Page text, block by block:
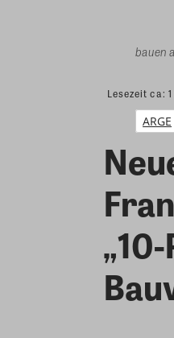
bauen
Lesezeit ca: 1
ARGE